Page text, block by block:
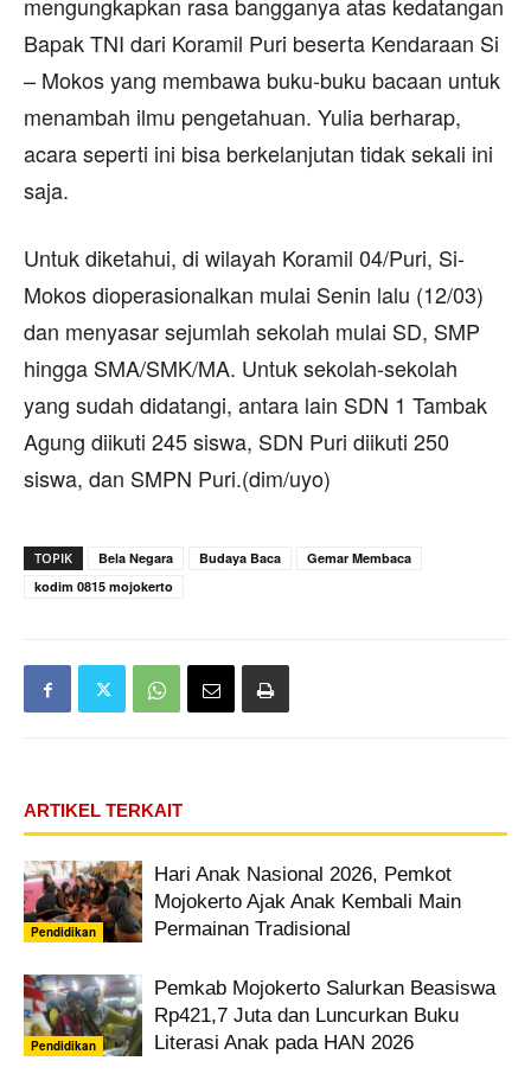
Bapak TNI dari Koramil Puri beserta Kendaraan Si
– Mokos yang membawa buku-buku bacaan untuk
menambah ilmu pengetahuan. Yulia berharap,
acara seperti ini bisa berkelanjutan tidak sekali ini
saja.
Untuk diketahui, di wilayah Koramil 04/Puri, Si-
Mokos dioperasionalkan mulai Senin lalu (12/03)
dan menyasar sejumlah sekolah mulai SD, SMP
hingga SMA/SMK/MA. Untuk sekolah-sekolah
yang sudah didatangi, antara lain SDN 1 Tambak
Agung diikuti 245 siswa, SDN Puri diikuti 250
siswa, dan SMPN Puri.(dim/uyo)
TOPIK Bela Negara Budaya Baca
Gemar Membaca
kodim 0815 mojokerto
ARTIKEL TERKAIT
Pendidikan
Hari Anak Nasional 2026, Pemkot
Mojokerto Ajak Anak Kembali Main
Permainan Tradisional
Pendidikan
Pemkab Mojokerto Salurkan Beasiswa
Rp421,7 Juta dan Luncurkan Buku
Literasi Anak pada HAN 2026